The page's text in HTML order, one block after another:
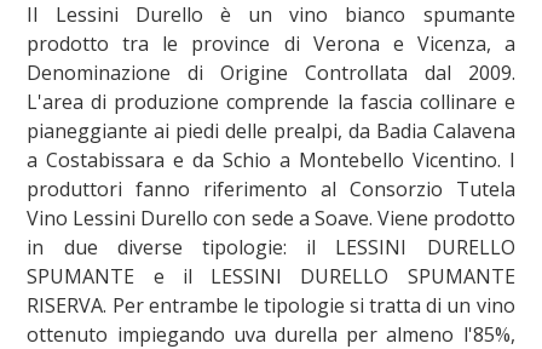
Il Lessini Durello è un vino bianco spumante
prodotto tra le province di Verona e Vicenza, a
Denominazione di Origine Controllata dal 2009.
L'area di produzione comprende la fascia collinare e
pianeggiante ai piedi delle prealpi, da Badia Calavena
a Costabissara e da Schio a Montebello Vicentino. I
produttori fanno riferimento al Consorzio Tutela
Vino Lessini Durello con sede a Soave. Viene prodotto
in due diverse tipologie: il LESSINI DURELLO
SPUMANTE e il LESSINI DURELLO SPUMANTE
RISERVA. Per entrambe le tipologie si tratta di un vino
ottenuto impiegando uva durella per almeno l'85%,